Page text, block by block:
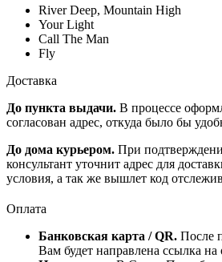
River Deep, Mountain High
Your Light
Call The Man
Fly
Доставка
До пункта выдачи. В процессе
согласован адрес, откуда было бы
До дома курьером. При
консультант уточнит адрес для
условия, а так же вышлет код
Оплата
Банковская карта / QR. После
Вам будет направлена ссылка на